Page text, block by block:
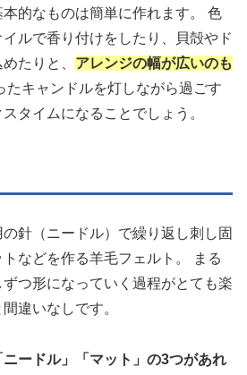
的なものは簡単に作れます。 色
ルで香り付けをしたり、貝殻やド
たりと、 アレンジの幅が広いのも
たキャンドルを灯しながら過ごす
タイムになることでしょう。
針（ニードル）で繰り返し刺し固
などを作る羊毛フェルト。 まる
つ形になっていく過程がとても楽
違いなしです。
ニードル」「マット」の3つがあれ